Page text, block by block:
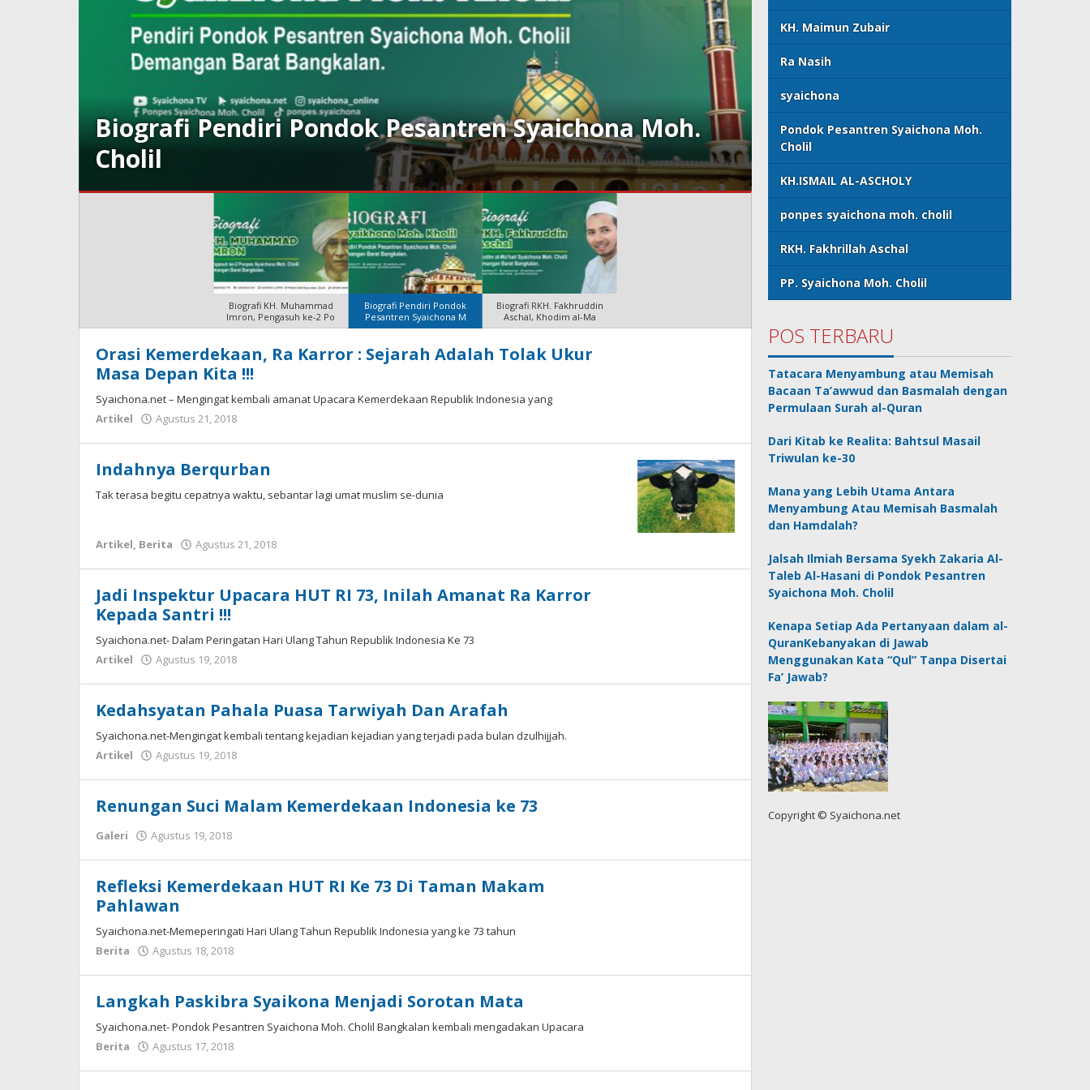
Biografi Pendiri Pondok Pesantren Syaichona Moh.
Cholil
Biografi RKH. Fakhruddin
Syaichona Moh. Cholil
Biografi KH. Muhammad
Imron, Pengasuh ke-2 Po
Biografi Pendiri Pondok
Pesantren Syaichona M
Biografi RKH. Fakhruddin
Aschal, Khodim al-Ma
Orasi Kemerdekaan, Ra Karror : Sejarah Adalah Tolak Ukur
Masa Depan Kita !!!
Syaichona.net – Mengingat kembali amanat Upacara Kemerdekaan Republik Indonesia yang
Artikel
Agustus 21, 2018
Indahnya Berqurban
Tak terasa begitu cepatnya waktu, sebantar lagi umat muslim se-dunia
Artikel, Berita Agustus 21, 2018
Jadi Inspektur Upacara HUT RI 73, Inilah Amanat Ra Karror
Kepada Santri !!!
Syaichona.net- Dalam Peringatan Hari Ulang Tahun Republik Indonesia Ke 73
Artikel
Agustus 19, 2018
Kedahsyatan Pahala Puasa Tarwiyah Dan Arafah
Syaichona.net-Mengingat kembali tentang kejadian kejadian yang terjadi pada bulan dzulhijjah.
Artikel
Agustus 19, 2018
Renungan Suci Malam Kemerdekaan Indonesia ke 73
Galeri Agustus 19, 2018
Refleksi Kemerdekaan HUT RI Ke 73 Di Taman Makam
Pahlawan
Syaichona.net-Memeperingati Hari Ulang Tahun Republik Indonesia yang ke 73 tahun
Berita
Agustus 18, 2018
Langkah Paskibra Syaikona Menjadi Sorotan Mata
Syaichona.net- Pondok Pesantren Syaichona Moh. Cholil Bangkalan kembali mengadakan Upacara
Berita
Agustus 17, 2018
KH. Maimun Zubair
Ra Nasih
syaichona
Pondok Pesantren Syaichona Moh.
Cholil
KH.ISMAIL AL-ASCHOLY
ponpes syaichona moh. cholil
RKH. Fakhrillah Aschal
PP. Syaichona Moh. Cholil
POS TERBARU
Tatacara Menyambung atau Memisah
Bacaan Ta’awwud dan Basmalah dengan
Permulaan Surah al-Quran
Dari Kitab ke Realita: Bahtsul Masail
Triwulan ke-30
Mana yang Lebih Utama Antara
Menyambung Atau Memisah Basmalah
dan Hamdalah?
Jalsah Ilmiah Bersama Syekh Zakaria Al-
Taleb Al-Hasani di Pondok Pesantren
Syaichona Moh. Cholil
Kenapa Setiap Ada Pertanyaan dalam al-
QuranKebanyakan di Jawab
Menggunakan Kata “Qul” Tanpa Disertai
Fa’ Jawab?
Copyright © Syaichona.net